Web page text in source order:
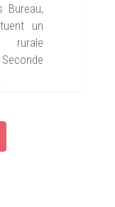
Bureau,
un
rurale